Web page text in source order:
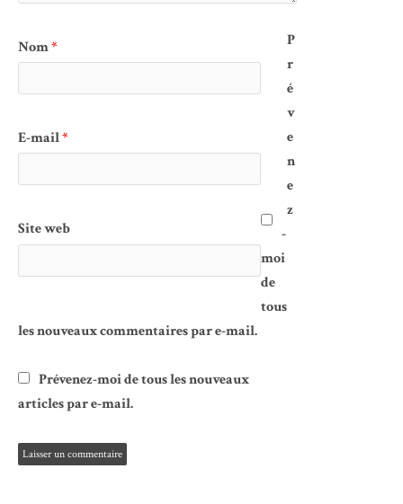
Nom*
E-mail*
Site web
P
r
é
v
e
n
e
z
-
moi
de
tous
les nouveaux commentaires par e-mail.
Prévenez-moi de tous les nouveaux
articles par e-mail.